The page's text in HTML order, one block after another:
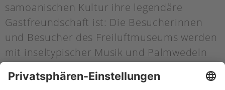
samoanischen Kultur ihre legendäre
Gastfreundschaft ist: Die Besucherinnen
und Besucher des Freiluftmuseums werden
mit inseltypischer Musik und Palmwedeln
Gäste.